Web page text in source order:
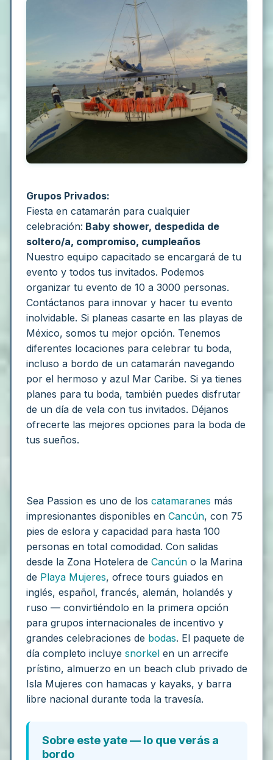
Grupos Privados:
Fiesta en catamarán para cualquier
celebración: Baby shower, despedida de
soltero/a, compromiso, cumpleaños
Nuestro equipo capacitado se encargará de tu
evento y todos tus invitados. Podemos
organizar tu evento de 10 a 3000 personas.
Contáctanos para innovar y hacer tu evento
inolvidable. Si planeas casarte en las playas de
México, somos tu mejor opción. Tenemos
diferentes locaciones para celebrar tu boda,
incluso a bordo de un catamarán navegando
por el hermoso y azul Mar Caribe. Si ya tienes
planes para tu boda, también puedes disfrutar
de un día de vela con tus invitados. Déjanos
ofrecerte las mejores opciones para la boda de
tus sueños.
Sea Passion es uno de los catamaranes más
impresionantes disponibles en Cancún, con 75
pies de eslora y capacidad para hasta 100
personas en total comodidad. Con salidas
desde la Zona Hotelera de Cancún o la Marina
de Playa Mujeres, ofrece tours guiados en
inglés, español, francés, alemán, holandés y
ruso — convirtiéndolo en la primera opción
para grupos internacionales de incentivo y
grandes celebraciones de bodas. El paquete de
día completo incluye snorkel en un arrecife
prístino, almuerzo en un beach club privado de
Isla Mujeres con hamacas y kayaks, y barra
libre nacional durante toda la travesía.
Sobre este yate — lo que verás a
bordo